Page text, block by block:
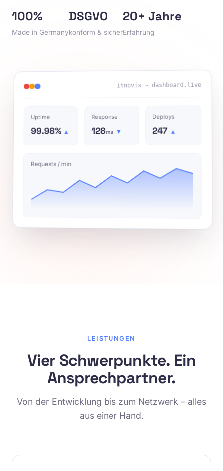
100%
Made in Germany
DSGVO
konform & sicher
20+ Jahre
Erfahrung
itnovis ~ dashboard.live
Uptime
99.98% ▲
Response
128ms ▼
Deploys
247 ▲
Requests / min
LEISTUNGEN
Vier Schwerpunkte. Ein
Ansprechpartner.
Von der Entwicklung bis zum Netzwerk – alles
aus einer Hand.